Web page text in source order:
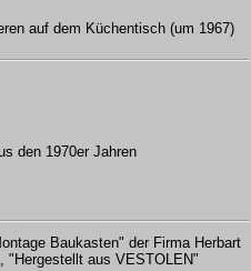
auf dem Küchentisch (um 1967)
den 1970er Jahren
Baukasten" der Firma Herbart
"Hergestellt aus VESTOLEN"